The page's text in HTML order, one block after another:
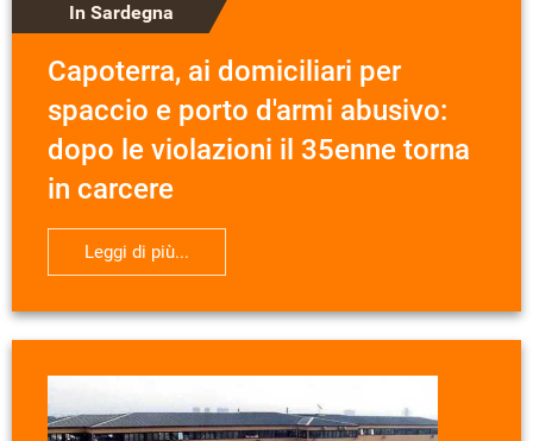
In Sardegna
Capoterra, ai domiciliari per
spaccio e porto d'armi abusivo:
dopo le violazioni il 35enne torna
in carcere
Leggi di più...